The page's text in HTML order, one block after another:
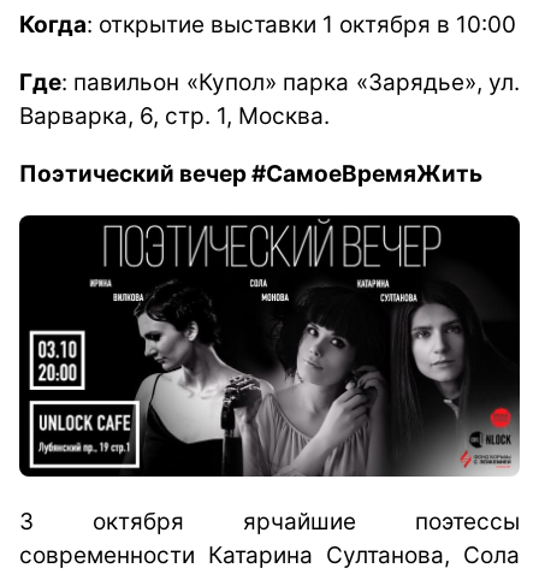
Когда: открытие выставки 1 октября в 10:00
Где: павильон «Купол» парка «Зарядье», ул.
Варварка, 6, стр. 1, Москва.
Поэтический вечер #СамоеВремяЖить
3 октября ярчайшие поэтессы
современности Катарина Султанова, Сола